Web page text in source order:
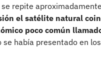
repite
el satélite natural
poco común
se había presentado en